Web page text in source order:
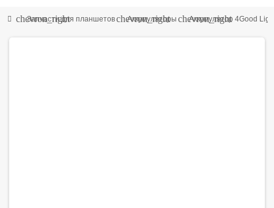
chevron_right
Запчасти для планшетовchevron_right
Аккумуляторы chevron_right
Аккумулятор 4Good